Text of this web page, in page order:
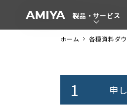
A
M
製品・サービス
ホーム 各種資料ダ
申